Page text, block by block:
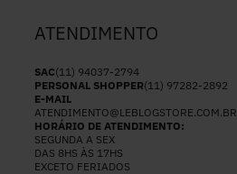
ATENDIMENTO
SAC(11) 94037-2794
PERSONAL SHOPPER(11) 97282-2892
E-MAIL
ATENDIMENTO@LEBLOGSTORE.COM.BR
HORÁRIO DE ATENDIMENTO:
SEGUNDA A SEX
DAS 8HS ÀS 17HS
EXCETO FERIADOS